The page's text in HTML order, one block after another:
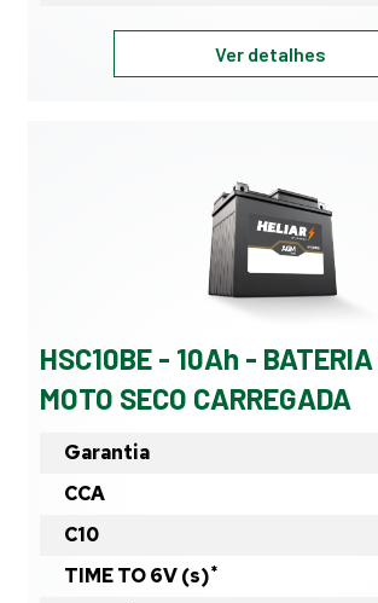
Ver detalhes
-
MOTO
SECO
HSC10BE - 10Ah -
MOTO SECO CARREGADA
Garantia
CCA
C10
TIME TO 6V (s)*